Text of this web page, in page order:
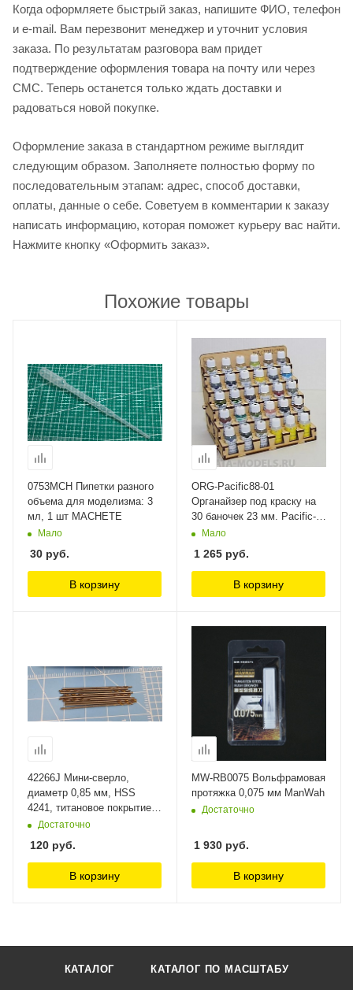
Когда оформляете быстрый заказ, напишите ФИО, телефон
и e-mail. Вам перезвонит менеджер и уточнит условия
заказа. По результатам разговора вам придет
подтверждение оформления товара на почту или через
СМС. Теперь останется только ждать доставки и
радоваться новой покупке.
Оформление заказа в стандартном режиме выглядит
следующим образом. Заполняете полностью форму по
последовательным этапам: адрес, способ доставки,
оплаты, данные о себе. Советуем в комментарии к заказу
написать информацию, которая поможет курьеру вас найти.
Нажмите кнопку «Оформить заказ».
Похожие товары
0753MCH Пипетки разного
объема для моделизма: 3
мл, 1 шт MACHETE
Мало
30 руб.
В корзину
ORG-Pacific88-01
Органайзер под краску на
30 баночек 23 мм. Pacific-
acrylic и acryl 1 шт.
Мало
1 265 руб.
В корзину
42266J Мини-сверло,
диаметр 0,85 мм, HSS
4241, титановое покрытие,
10 шт./уп. Jas
Достаточно
120 руб.
В корзину
MW-RB0075 Вольфрамовая
протяжка 0,075 мм ManWah
Достаточно
1 930 руб.
В корзину
КАТАЛОГ КАТАЛОГ ПО МАСШТАБУ